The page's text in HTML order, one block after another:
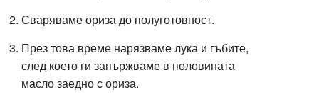
Сваряваме ориза до полуготовност.
През това време нарязваме лука и гъбите,
след което ги запържваме в половината
масло заедно с ориза.